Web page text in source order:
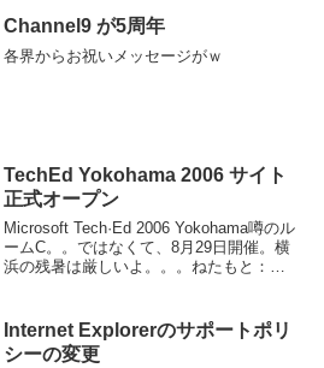
Channel9 が5周年
各界からお祝いメッセージがｗ
TechEd Yokohama 2006 サイト
正式オープン
Microsoft Tech·Ed 2006 Yokohama噂のル
ームC。。ではなくて、8月29日開催。横
浜の残暑は厳しいよ。。。ねたもと：
Internet Explorerのサポートポリ
シーの変更